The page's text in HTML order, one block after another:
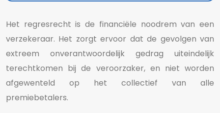
Het regresrecht is de financiële noodrem van een
verzekeraar. Het zorgt ervoor dat de gevolgen van
extreem onverantwoordelijk gedrag uiteindelijk
terechtkomen bij de veroorzaker, en niet worden
afgewenteld op het collectief van alle
premiebetalers.